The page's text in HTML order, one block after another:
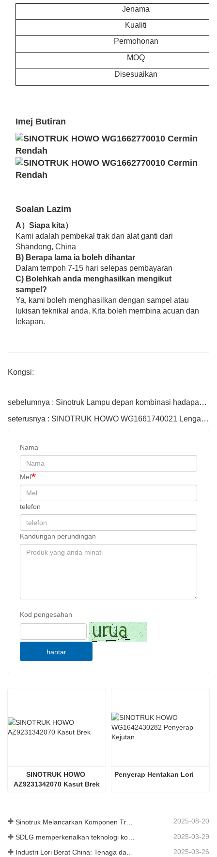
Jenama
Kualiti
Permohonan
MOQ
Disesuaikan
Imej Butiran
Soalan Lazim
A）Siapa kita）
Kami adalah pembekal trak dan alat ganti dari
Shandong, China
B) Berapa lama ia boleh dihantar
Dalam tempoh 7-15 hari selepas pembayaran
C) Bolehkah anda menghasilkan mengikut
sampel?
Ya, kami boleh menghasilkan dengan sampel atau
lukisan teknikal anda. Kita boleh membina acuan dan
lekapan.
Kongsi:
sebelumnya : Sinotruk Lampu depan kombinasi hadapan Nombor bahagian Wg9719720001
seterusnya : SINOTRUK HOWO WG1661740021 Lengan Pengelap
Nama
Mel
telefon
Kandungan perundingan
Kod pengesahan
hantar
SINOTRUK HOWO
AZ9231342070 Kasut Brek
Penyerap Hentakan Lori
2025-08-20
2025-03-29
Industri Lori Berat China: Tenaga dan Eksport Baru sebagai Pemandu Berkembar, dengan Bahagian Tempatan Perusahaan Mempercepat Kenaikannya 2025-03-26